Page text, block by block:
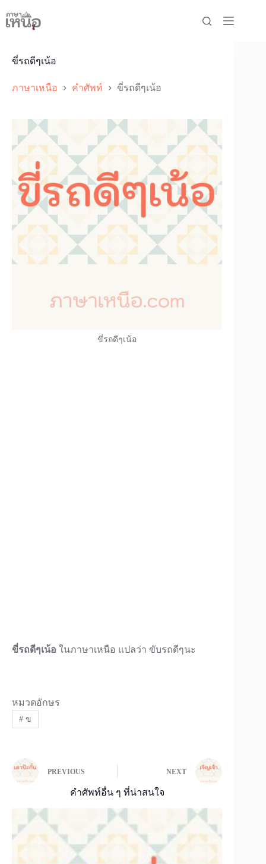
to
content
ขี่รถดีๆเน้อ
ภาษาเหนือ คำศัพท์ ขี่รถดีๆเน้อ
ขี่รถดีๆเน้อ
ขี่รถดีๆเน้อ ในภาษาเหนือ แปลว่า ขับรถดีๆนะ
หมวดอักษร
#ข
PREVIOUS NEXT
คำศัพท์อื่น ๆ ที่น่าสนใจ